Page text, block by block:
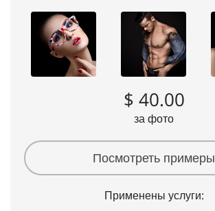
$ 40.00
за фото
Посмотреть примеры
Применены услуги: